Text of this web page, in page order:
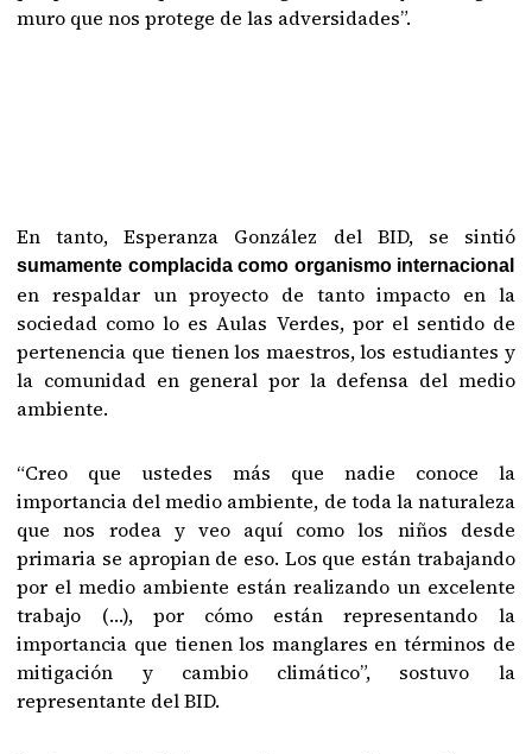
muro que nos protege de las adversidades”.
En tanto, Esperanza González del BID, se sintió
sumamente complacida como organismo internacional
en respaldar un proyecto de tanto impacto en la
sociedad como lo es Aulas Verdes, por el sentido de
pertenencia que tienen los maestros, los estudiantes y
la comunidad en general por la defensa del medio
ambiente.
“Creo que ustedes más que nadie conoce la
importancia del medio ambiente, de toda la naturaleza
que nos rodea y veo aquí como los niños desde
primaria se apropian de eso. Los que están trabajando
por el medio ambiente están realizando un excelente
trabajo (…), por cómo están representando la
importancia que tienen los manglares en términos de
mitigación y cambio climático”, sostuvo la
representante del BID.